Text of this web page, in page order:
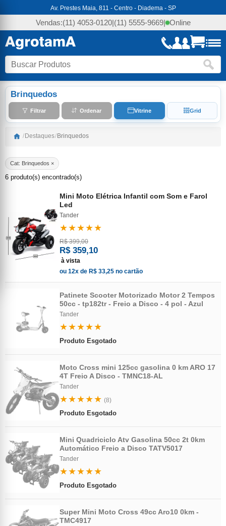
Av. Prestes Maia, 811 - Centro - Diadema - SP
Vendas:(11) 4053-0120|(11) 5555-9669| Online
Brinquedos
Filtrar Ordenar Vitrine Grid
/ Destaques/ Brinquedos
Cat: Brinquedos ×
6 produto(s) encontrado(s)
Mini Moto Elétrica Infantil com Som e Farol
Led
Tander
★★★★★
R$ 399,00
R$ 359,10
à vista
ou 12x de R$ 33,25 no cartão
Patinete Scooter Motorizado Motor 2 Tempos
50cc - tp182tr - Freio a Disco - 4 pol - Azul
Tander
★★★★★
Produto Esgotado
Moto Cross mini 125cc gasolina 0 km ARO 17
4T Freio A Disco - TMNC18-AL
Tander
★★★★★ (8)
Produto Esgotado
Mini Quadriciclo Atv Gasolina 50cc 2t 0km
Automático Freio a Disco TATV5017
Tander
★★★★★
Produto Esgotado
Super Mini Moto Cross 49cc Aro10 0km -
TMC4917